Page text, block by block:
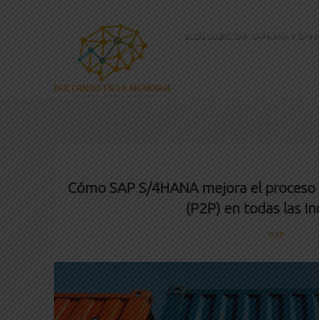
BLOG SOBRE SAP, SAP HANA Y S/
Cómo SAP S/4HANA mejora el
(P2P) en todas las
SAP